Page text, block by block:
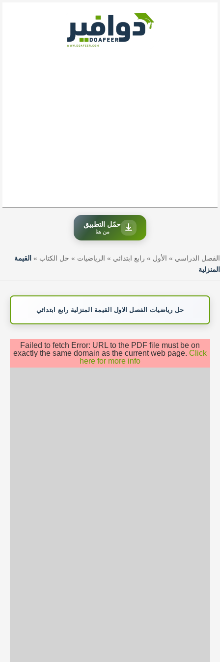
حمّل التطبيق
من هنا
الفصل الدراسي » الأول » رابع ابتدائي » الرياضيات » حل الكتاب » القيمة
المنزلية
حل رياضيات الفصل الاول القيمة المنزلية رابع ابتدائي
Failed to fetch Error: URL to the PDF file must be on
exactly the same domain as the current web page. Click
here for more info